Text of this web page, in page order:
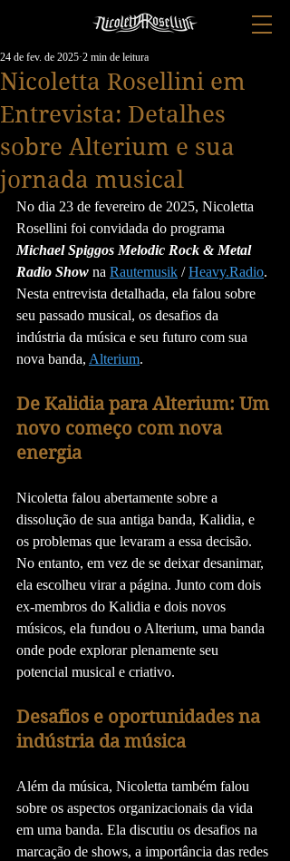
Nicoletta Rosellini em
Entrevista: Detalhes
sobre Alterium e sua
jornada musical
24 de fev. de 2025 2 min de leitura
No dia 23 de fevereiro de 2025, Nicoletta
Rosellini foi convidada do programa
Michael Spiggos Melodic Rock & Metal
Radio Show na Rautemusik / Heavy.Radio.
Nesta entrevista detalhada, ela falou sobre
seu passado musical, os desafios da
indústria da música e seu futuro com sua
nova banda, Alterium.
De Kalidia para Alterium: Um
novo começo com nova
energia
Nicoletta falou abertamente sobre a
dissolução de sua antiga banda, Kalidia, e
os problemas que levaram a essa decisão.
No entanto, em vez de se deixar desanimar,
ela escolheu virar a página. Junto com dois
ex-membros do Kalidia e dois novos
músicos, ela fundou o Alterium, uma banda
onde pode explorar plenamente seu
potencial musical e criativo.
Desafios e oportunidades na
indústria da música
Além da música, Nicoletta também falou
sobre os aspectos organizacionais da vida
em uma banda. Ela discutiu os desafios na
marcação de shows, a importância das redes